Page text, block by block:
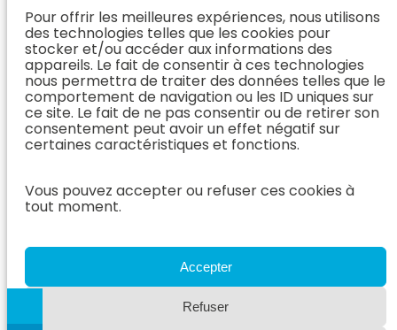
Pour offrir les meilleures expériences, nous utilisons
des technologies telles que les cookies pour
stocker et/ou accéder aux informations des
appareils. Le fait de consentir à ces technologies
nous permettra de traiter des données telles que le
comportement de navigation ou les ID uniques sur
ce site. Le fait de ne pas consentir ou de retirer son
consentement peut avoir un effet négatif sur
certaines caractéristiques et fonctions.
Vous pouvez accepter ou refuser ces cookies à
tout moment.
Accepter
Refuser
Prendre
rendez-vous
Après mon
rendez-vous
Espace
Vétérinaire
cas
Nous rejoindre
AzurVet
(Chirurgie &
Orthopédie)
Dentisterie &
ORL
L’Équipe
Dentisterie &
ORL
(Dentisterie &
ORL)
L’Équipe
Hospitalisation
En Savoir Plus
(Hospitalisation)
Médecine
Interne
En Savoir
Plus
(Médecine
Interne)
Neurologie
Neurologie
(Neurologie)